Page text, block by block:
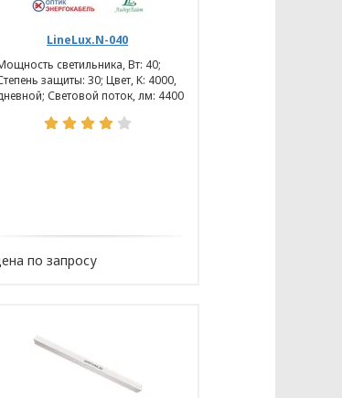
LineLux.N-040
светильника, Вт: 40;
защиты: 30; Цвет, K: 4000,
Световой поток, лм: 4400
по запросу
на основании